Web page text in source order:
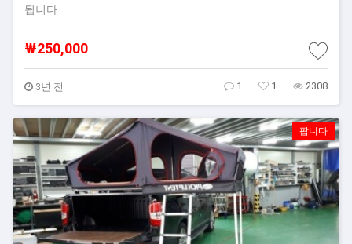
됩니다.
₩250,000
3년 전 1 1 2308
팝니다